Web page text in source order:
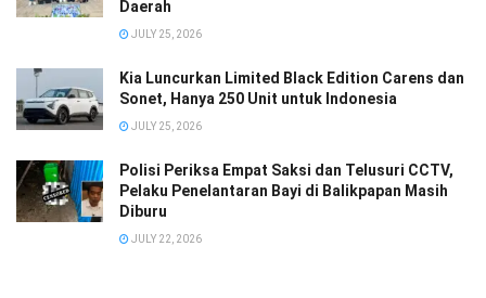
Daerah
JULY 25, 2026
Kia Luncurkan Limited Black Edition Carens dan
Sonet, Hanya 250 Unit untuk Indonesia
JULY 25, 2026
Polisi Periksa Empat Saksi dan Telusuri CCTV,
Pelaku Penelantaran Bayi di Balikpapan Masih
Diburu
JULY 22, 2026